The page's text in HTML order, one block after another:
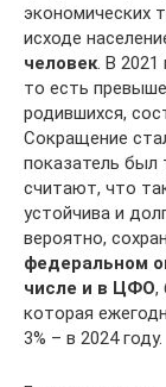
экономических
исходе
человек . В
то есть
родившихся,
Сокращение
показатель был
считают, что
устойчива и
вероятно,
федеральном
числе и в ЦФО,
которая
3% – в 2024 году.